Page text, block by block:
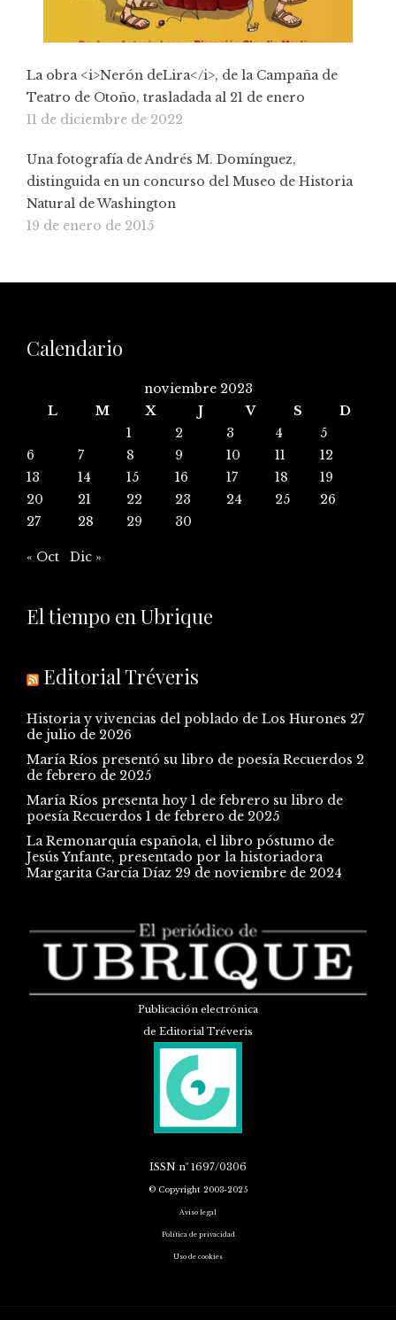
La obra <i>Nerón deLira</i>, de la Campaña de
Teatro de Otoño, trasladada al 21 de enero
11 de diciembre de 2022
Una fotografía de Andrés M. Domínguez,
distinguida en un concurso del Museo de Historia
Natural de Washington
19 de enero de 2015
Calendario
noviembre 2023
L
M X J V S
D
1
2 3 4
5
6
7 8 9 10 11
12
13
14 15 16 17 18
19
20
21 22 23 24 25
26
27
28 29 30
« Oct Dic »
El tiempo en Ubrique
Editorial Tréveris
Historia y vivencias del poblado de Los Hurones 27
de julio de 2026
María Ríos presentó su libro de poesía Recuerdos 2
de febrero de 2025
María Ríos presenta hoy 1 de febrero su libro de
poesía Recuerdos 1 de febrero de 2025
La Remonarquía española, el libro póstumo de
Jesús Ynfante, presentado por la historiadora
Margarita García Díaz 29 de noviembre de 2024
Publicación electrónica
de Editorial Tréveris
ISSN nº 1697/0306
© Copyright 2003-2025
Aviso legal
Política de privacidad
Uso de cookies